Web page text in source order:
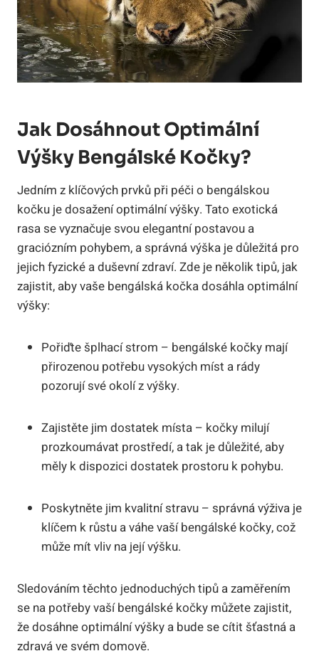
Jak Dosáhnout Optimální
Výšky Bengálské Kočky?
Jedním z klíčových prvků při péči o bengálskou
kočku je dosažení optimální výšky. Tato exotická
rasa se vyznačuje svou elegantní postavou a
graciózním pohybem, a správná výška je důležitá pro
jejich fyzické a duševní zdraví. Zde je několik tipů, jak
zajistit, aby vaše bengálská kočka dosáhla optimální
výšky:
Pořiďte šplhací strom – bengálské kočky mají
přirozenou potřebu vysokých míst a rády
pozorují své okolí z výšky.
Zajistěte jim dostatek místa – kočky milují
prozkoumávat prostředí, a tak je důležité, aby
měly k dispozici dostatek prostoru k pohybu.
Poskytněte jim kvalitní stravu – správná výživa je
klíčem k růstu a váhe vaší bengálské kočky, což
může mít vliv na její výšku.
Sledováním těchto jednoduchých tipů a zaměřením
se na potřeby vaší bengálské kočky můžete zajistit,
že dosáhne optimální výšky a bude se cítit šťastná a
zdravá ve svém domově.